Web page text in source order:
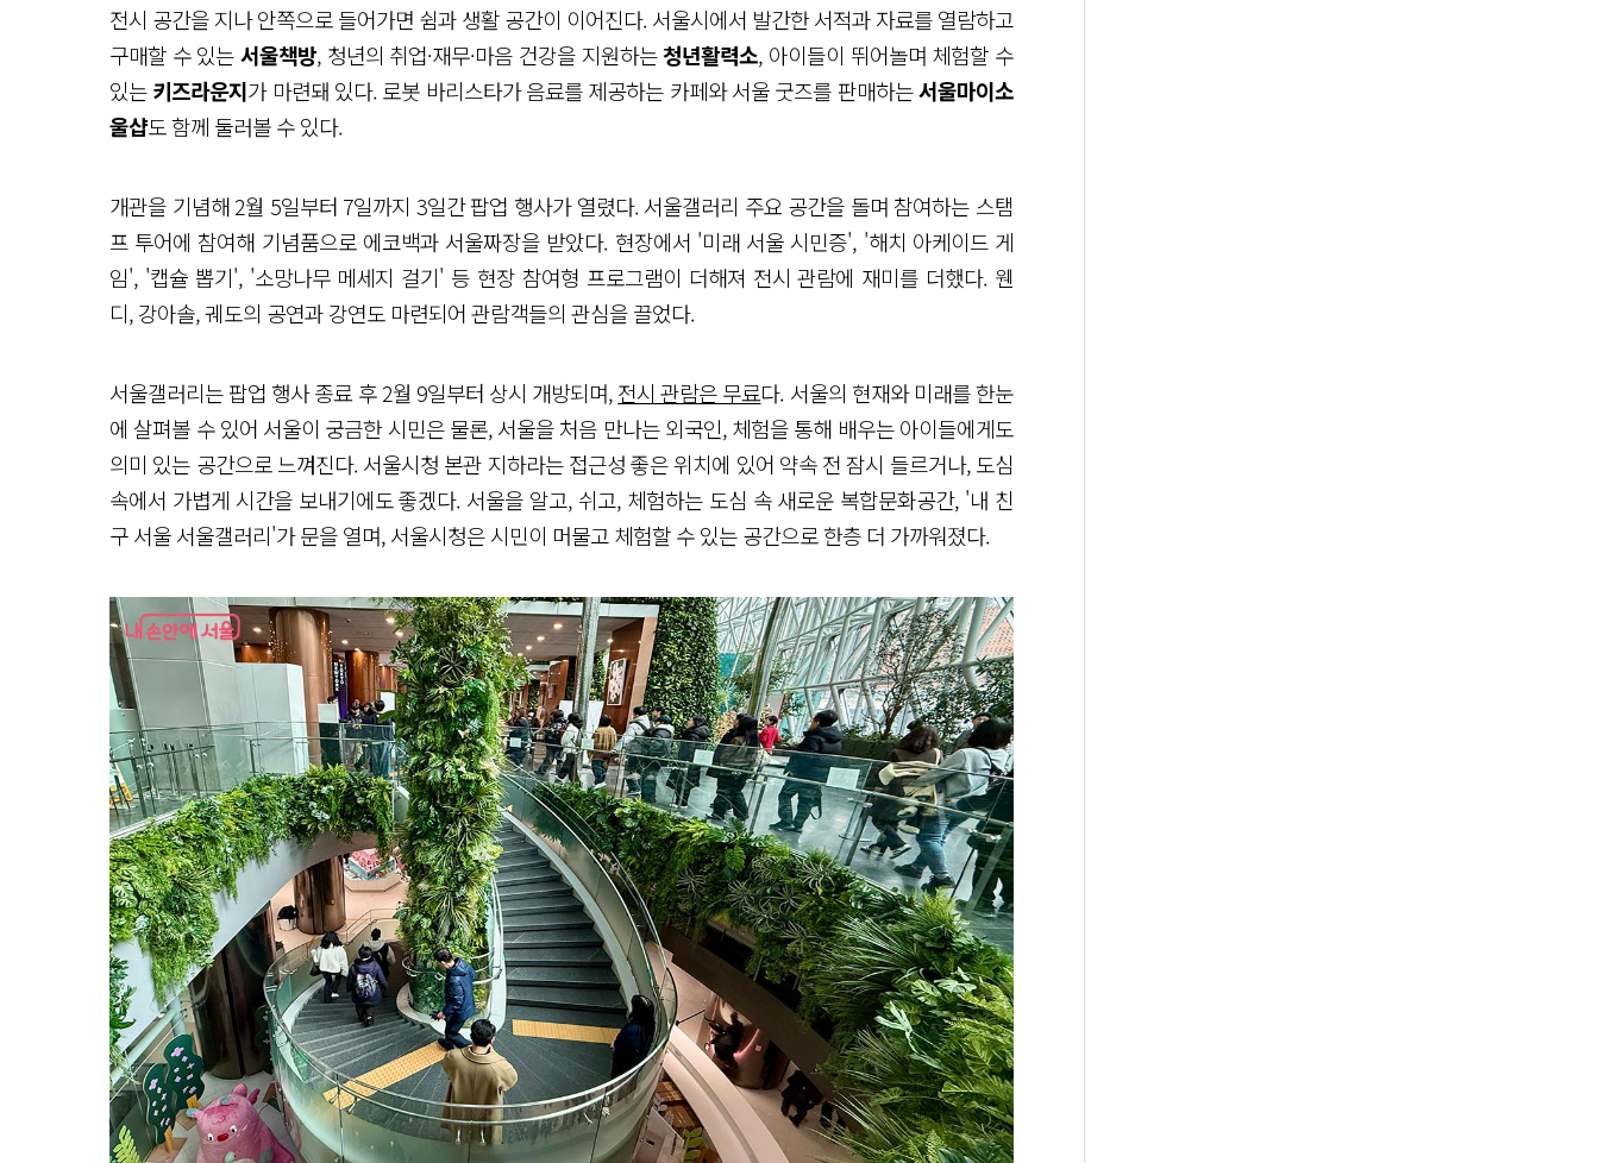
내 친
구 서
울
갤
러
리
는
의 현
재
와 미
래
를
미
시
와 체
험
형 콘
텐
츠
로
만
나
화
공
간
입
니
다
개
관 기
념 팝
업 행
사
와 함
께 둘
러
볼
까
요?
서
울
책
방 공
연
장 로
봇
카
페
전시 공간을 지나 안쪽으로 들어가면 쉼과 생활 공간이 이어진다. 서울시에서 발간한 서적과 자료를 열람하고
구매할 수 있는서울책방, 청년의 취업·재무·마음 건강을 지원하는청년활력소, 아이들이 뛰어놀며 체험할 수
있는키즈라운지가 마련돼 있다. 로봇 바리스타가 음료를 제공하는 카페와 서울 굿즈를 판매하는서울마이소
울샵도 함께 둘러볼 수 있다.
개관을 기념해 2월 5일부터 7일까지 3일간 팝업 행사가 열렸다. 서울갤러리 주요 공간을 돌며 참여하는 스탬
프 투어에 참여해 기념품으로 에코백과 서울짜장을 받았다. 현장에서 '미래 서울 시민증', '해치 아케이드 게
임', '캡슐 뽑기', '소망나무 메세지 걸기' 등 현장 참여형 프로그램이 더해져 전시 관람에 재미를 더했다. 웬
디, 강아솔, 궤도의 공연과 강연도 마련되어 관람객들의 관심을 끌었다.
서울갤러리는 팝업 행사 종료 후 2월 9일부터 상시 개방되며,전시 관람은 무료다. 서울의 현재와 미래를 한눈
에 살펴볼 수 있어 서울이 궁금한 시민은 물론, 서울을 처음 만나는 외국인, 체험을 통해 배우는 아이들에게도
의미 있는 공간으로 느껴진다. 서울시청 본관 지하라는 접근성 좋은 위치에 있어 약속 전 잠시 들르거나, 도심
속에서 가볍게 시간을 보내기에도 좋겠다. 서울을 알고, 쉬고, 체험하는 도심 속 새로운 복합문화공간, '내 친
구 서울 서울갤러리'가 문을 열며, 서울시청은 시민이 머물고 체험할 수 있는 공간으로 한층 더 가까워졌다.